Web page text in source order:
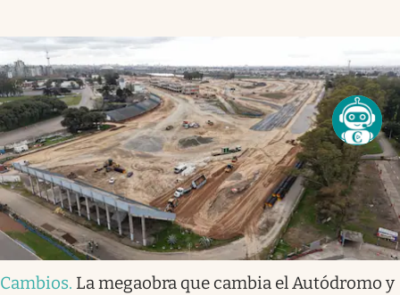
Cambios. La megaobra que cambia el Autódromo y